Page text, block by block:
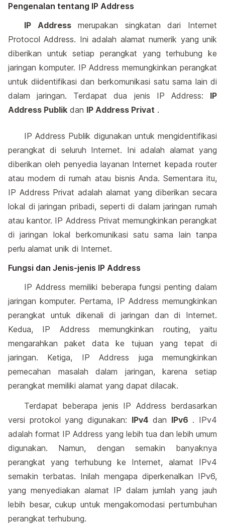
Pengenalan tentang IP Address
IP Addressmerupakan singkatan dari Internet
Protocol Address. Ini adalah alamat numerik yang unik
diberikan untuk setiap perangkat yang terhubung ke
jaringan komputer. IP Address memungkinkan perangkat
untuk diidentifikasi dan berkomunikasi satu sama lain di
dalam jaringan. Terdapat dua jenis IP Address: IP
Address Publik dan IP Address Privat .
IP Address Publik digunakan untuk mengidentifikasi
perangkat di seluruh Internet. Ini adalah alamat yang
diberikan oleh penyedia layanan Internet kepada router
atau modem di rumah atau bisnis Anda. Sementara itu,
IP Address Privat adalah alamat yang diberikan secara
lokal di jaringan pribadi, seperti di dalam jaringan rumah
atau kantor. IP Address Privat memungkinkan perangkat
di jaringan lokal berkomunikasi satu sama lain tanpa
perlu alamat unik di Internet.
Fungsi dan Jenis-jenis IP Address
IP Address memiliki beberapa fungsi penting dalam
jaringan komputer. Pertama, IP Address memungkinkan
perangkat untuk dikenali di jaringan dan di Internet.
Kedua, IP Address memungkinkan routing, yaitu
mengarahkan paket data ke tujuan yang tepat di
jaringan. Ketiga, IP Address juga memungkinkan
pemecahan masalah dalam jaringan, karena setiap
perangkat memiliki alamat yang dapat dilacak.
Terdapat beberapa jenis IP Address berdasarkan
versi protokol yang digunakan: IPv4 dan IPv6 . IPv4
adalah format IP Address yang lebih tua dan lebih umum
digunakan. Namun, dengan semakin banyaknya
perangkat yang terhubung ke Internet, alamat IPv4
semakin terbatas. Inilah mengapa diperkenalkan IPv6,
yang menyediakan alamat IP dalam jumlah yang jauh
lebih besar, cukup untuk mengakomodasi pertumbuhan
perangkat terhubung.